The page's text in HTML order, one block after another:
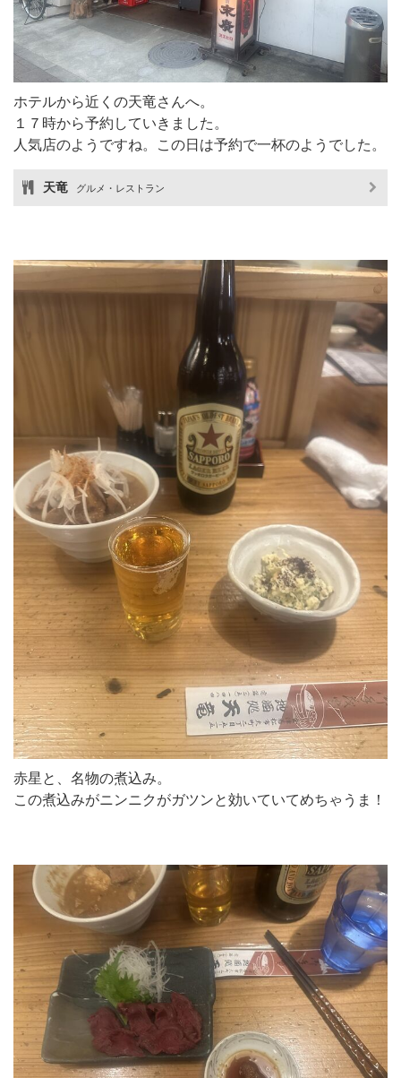
ホテルから近くの天竜さんへ。
１７時から予約していきました。
人気店のようですね。この日は予約で一杯のようでした。
天竜 グルメ・レストラン
赤星と、名物の煮込み。
この煮込みがニンニクがガツンと効いていてめちゃうま！